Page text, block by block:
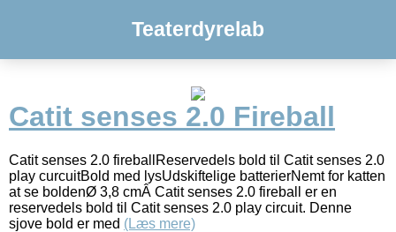
Teaterdyrelab
Catit senses 2.0 Fireball
Catit senses 2.0 fireballReservedels bold til Catit senses 2.0
play curcuitBold med lysUdskiftelige batterierNemt for katten
at se boldenØ 3,8 cmÂ Catit senses 2.0 fireball er en
reservedels bold til Catit senses 2.0 play circuit. Denne
sjove bold er med (Læs mere)